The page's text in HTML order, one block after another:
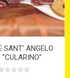
SANT' ANGELO
"CULARINO"